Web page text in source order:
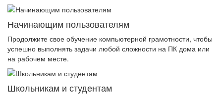
Начинающим пользователям
Продолжите свое обучение компьютерной грамотности, чтобы
успешно выполнять задачи любой сложности на ПК дома или
на рабочем месте.
Школьникам и студентам